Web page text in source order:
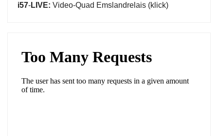
i57-LIVE: Video-Quad Emslandrelais (klick)